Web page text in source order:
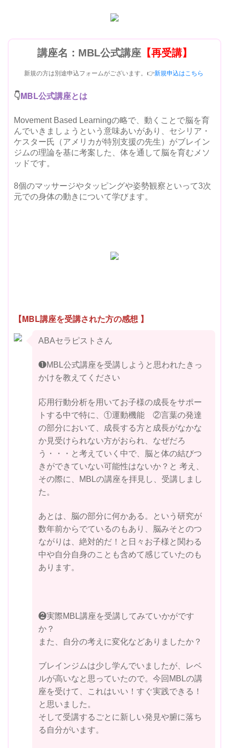
講座名：MBL公式講座【再受講】
新規の方は別途申込フォームがございます。👉新規申込はこちら
👇MBL公式講座とは
Movement Based Learningの略で、動くことで脳を育
んでいきましょうという意味あいがあり、セシリア・
ケスター氏（アメリカが特別支援の先生）がブレイン
ジムの理論を基に考案した、体を通して脳を育むメソ
ッドです。
8個のマッサージやタッピングや姿勢観察といって3次
元での身体の動きについて学びます。
【MBL講座を受講された方の感想 】
ABAセラピストさん
❶MBL公式講座を受講しようと思われたきっ
かけを教えてください
応用行動分析を用いてお子様の成長をサポー
トする中で特に、①運動機能 ②言葉の発達
の部分において、成長する方と成長がなかな
か見受けられない方がおられ、なぜだろ
う・・・と考えていく中で、脳と体の結びつ
きができていない可能性はないか？と 考え、
その際に、MBLの講座を拝見し、受講しまし
た。
あとは、脳の部分に何かある。という研究が
数年前からでているのもあり、脳みそとのつ
ながりは、絶対的だ！と日々お子様と関わる
中や自分自身のことも含めて感じていたのも
あります。
❷実際MBL講座を受講してみていかがです
か？
また、自分の考えに変化などありましたか？
ブレインジムは少し学んでいましたが、レベ
ルが高いなと思っていたので。今回MBLの講
座を受けて、これはいい！すぐ実践できる！
と思いました。
そして受講するごとに新しい発見や腑に落ち
る自分がいます。